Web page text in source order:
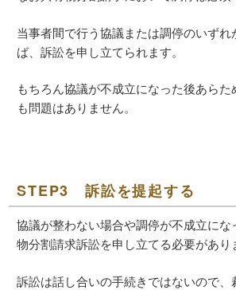
当事者間で行う協議または調停のいずれ
ば、訴訟を申し立てられます。
もちろん協議が不成立になった後あら
も問題はありません。
STEP3 訴訟を提起する
協議が整わない場合や調停が不成立に
物分割請求訴訟を申し立てる必要があり
訴訟は話し合いの手続きではないので、